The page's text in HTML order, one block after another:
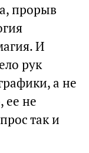
прорыв
И
рук
а не
ее не
так и